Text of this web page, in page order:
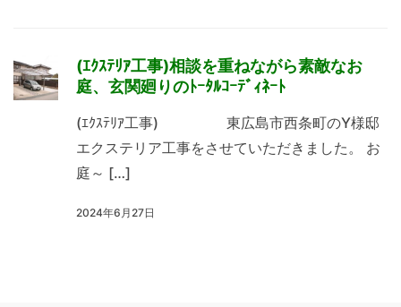
(ｴｸｽﾃﾘｱ工事)相談を重ねながら素敵なお
庭、玄関廻りのﾄｰﾀﾙｺｰﾃﾞｨﾈｰﾄ
(ｴｸｽﾃﾘｱ工事) 東広島市西条町のY様邸
エクステリア工事をさせていただきました。 お
庭～ […]
2024年6月27日